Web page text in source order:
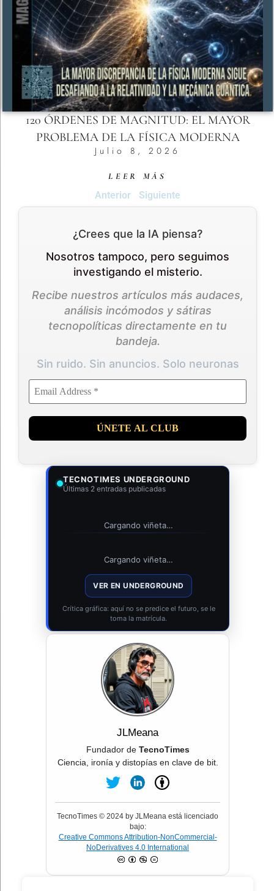
120 ÓRDENES DE MAGNITUD: EL MAYOR
PROBLEMA DE LA FÍSICA MODERNA
Julio 8, 2026
LEER MÁS
Anterior Siguiente
¿Crees que la IA piensa?
Nosotros tampoco, pero seguimos
investigando el misterio.
Recibe nuestros artículos más audaces,
análisis incómodos y sátiras
tecnopolíticas directamente en tu
bandeja.
Sin ruido. Sin anuncios. Solo neuronas
TECNOTIMES UNDERGROUND
Últimas 2 entradas publicadas
Cargando viñeta…
Cargando viñeta…
VER EN UNDERGROUND
Crítica gráfica: aquí no se predice el futuro, se le
toma la matrícula.
JLMeana
Fundador de TecnoTimes
Ciencia, ironía y distopías en clave de bit.
TecnoTimes © 2024 by JLMeana está licenciado
bajo:
Creative Commons Attribution-NonCommercial-
NoDerivatives 4.0 International